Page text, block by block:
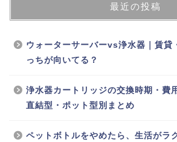
最近の投稿
ウォーターサーバーvs浄水器｜賃貸
っちが向いてる？
浄水器カートリッジの交換時期・費
直結型・ポット型別まとめ
ペットボトルをやめたら、生活がラ